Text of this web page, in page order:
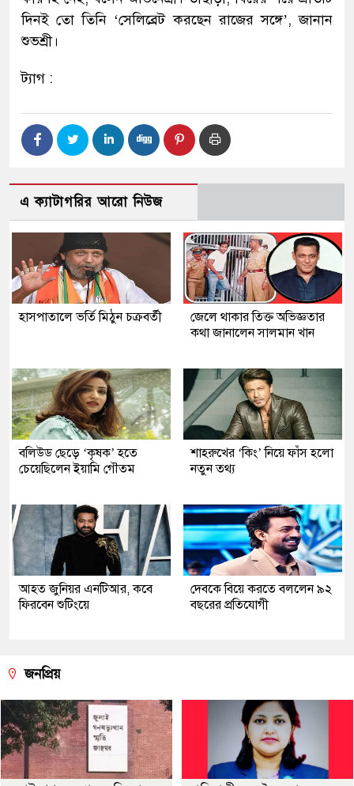
দিনই তো তিনি ‘সেলিব্রেট করছেন রাজের সঙ্গে’, জানান
শুভশ্রী।
ট্যাগ :
এ ক্যাটাগরির আরো নিউজ
হাসপাতালে ভর্তি মিঠুন চক্রবর্তী
জেলে থাকার তিক্ত অভিজ্ঞতার
কথা জানালেন সালমান খান
বলিউড ছেড়ে ‘কৃষক’ হতে
চেয়েছিলেন ইয়ামি গৌতম
শাহরুখের ‘কিং’ নিয়ে ফাঁস হলো
নতুন তথ্য
আহত জুনিয়র এনটিআর, কবে
ফিরবেন শুটিংয়ে
দেবকে বিয়ে করতে বললেন ৯২
বছরের প্রতিযোগী
জনপ্রিয়